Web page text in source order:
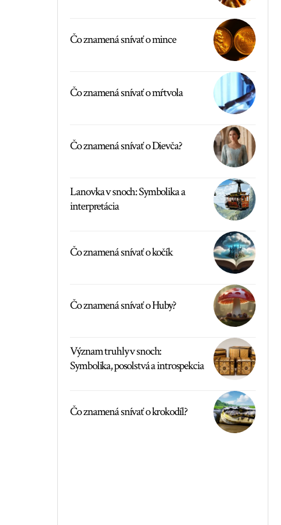
Čo znamená snívať o mince
Čo znamená snívať o mŕtvola
Čo znamená snívať o Dievča?
Lanovka v snoch: Symbolika a
interpretácia
Čo znamená snívať o kočík
Čo znamená snívať o Huby?
Význam truhly v snoch:
Symbolika, posolstvá a introspekcia
Čo znamená snívať o krokodíl?